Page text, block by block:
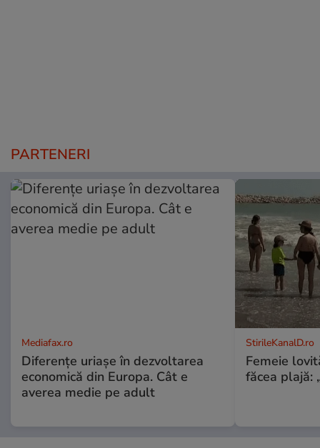
PARTENERI
Mediafax.ro
Diferențe uriașe în dezvoltarea
economică din Europa. Cât e
averea medie pe adult
StirileKanalD.ro
Femeie
făcea plajă: